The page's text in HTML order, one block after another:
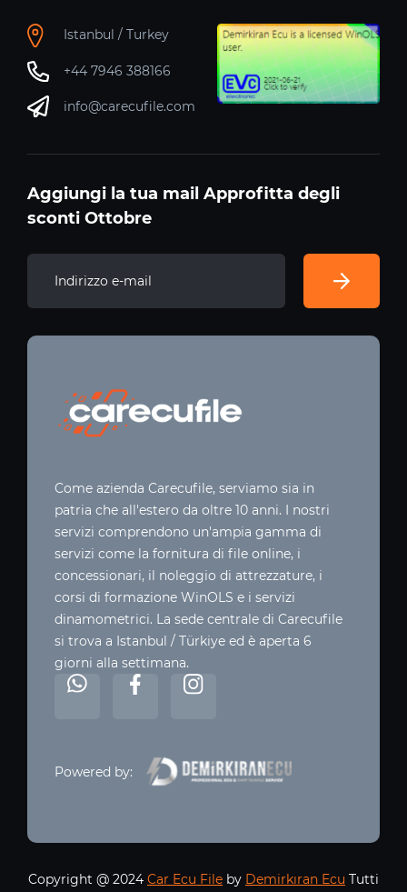
Istanbul / Turkey
+44 7946 388166
info@carecufile.com
Aggiungi la tua mail Approfitta degli
sconti Ottobre
Come azienda Carecufile, serviamo sia in
patria che all'estero da oltre 10 anni. I nostri
servizi comprendono un'ampia gamma di
servizi come la fornitura di file online, i
concessionari, il noleggio di attrezzature, i
corsi di formazione WinOLS e i servizi
dinamometrici. La sede centrale di Carecufile
si trova a Istanbul / Türkiye ed è aperta 6
giorni alla settimana.
Powered by:
Copyright @ 2024 Car Ecu File by Demirkıran Ecu Tutti